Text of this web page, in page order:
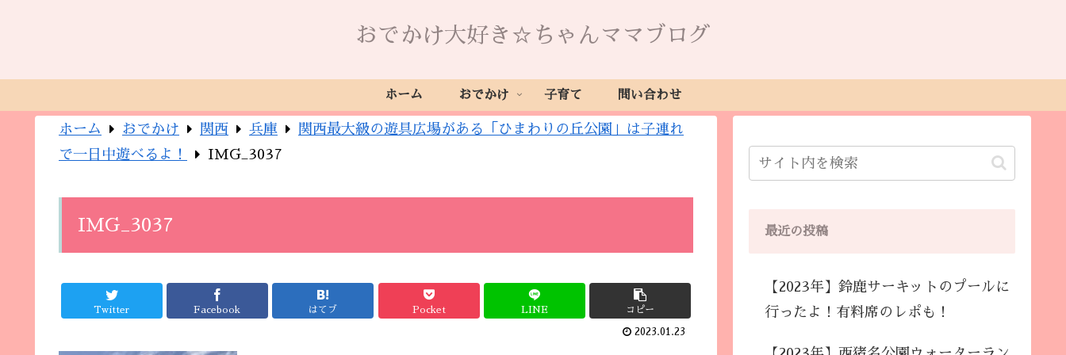
おでかけ大好き☆ちゃんママブログ
ホーム おでかけ 子育て 問い合わせ
ホーム おでかけ 関西 兵庫
関西最大級の遊具広場がある「ひまわりの丘公園」は子連れ
で一日中遊べるよ！
IMG_3037
IMG_3037
Twitter Facebook はてブ Pocket LINE コピー
2023.01.23
最近の投稿
【2023年】鈴鹿サーキットのプールに
行ったよ！有料席のレポも！